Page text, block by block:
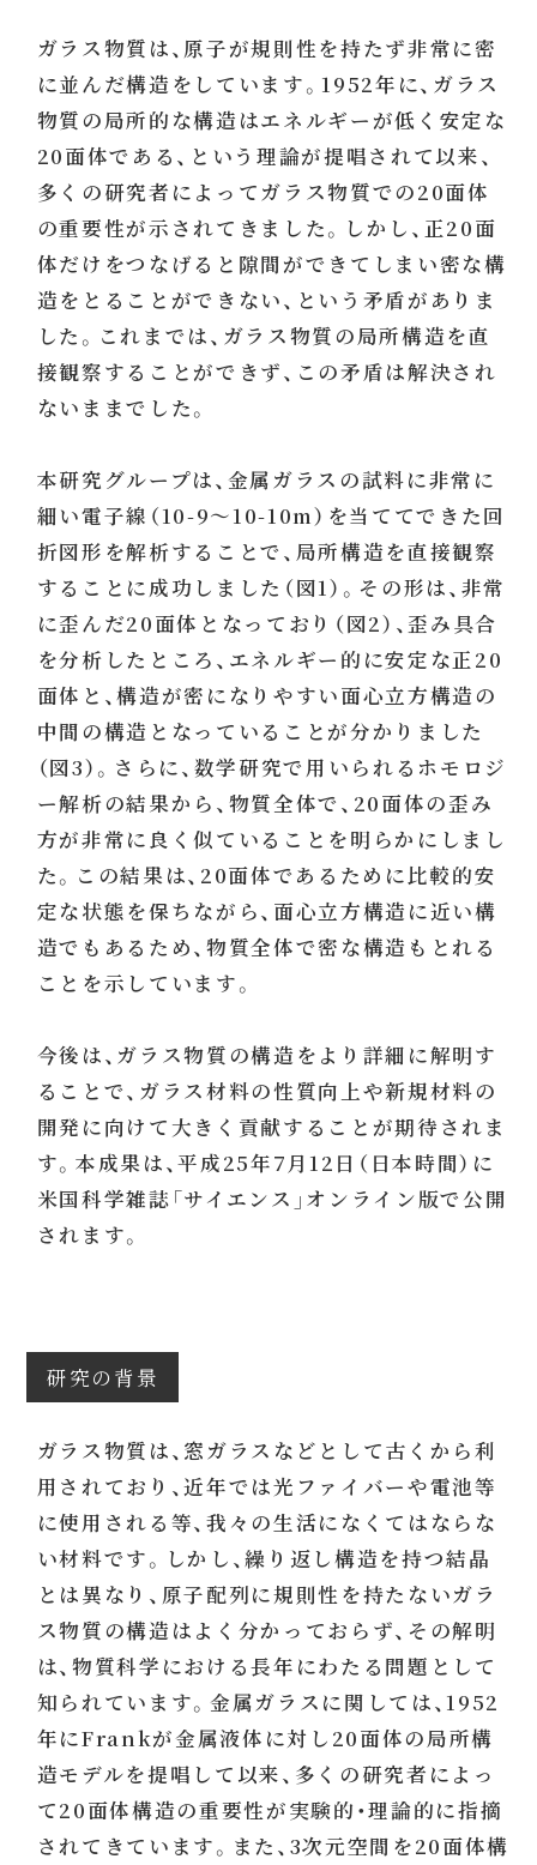
ガラス物質は、原子が規則性を持たず非常に密
に並んだ構造をしています。1952年に、ガラス
物質の局所的な構造はエネルギーが低く安定な
20面体である、という理論が提唱されて以来、
多くの研究者によってガラス物質での20面体
の重要性が示されてきました。しかし、正20面
体だけをつなげると隙間ができてしまい密な構
造をとることができない、という矛盾がありま
した。これまでは、ガラス物質の局所構造を直
接観察することができず、この矛盾は解決され
ないままでした。
本研究グループは、金属ガラスの試料に非常に
細い電子線（10-9～10-10m）を当ててできた回
折図形を解析することで、局所構造を直接観察
することに成功しました（図1）。その形は、非常
に歪んだ20面体となっており（図2）、歪み具合
を分析したところ、エネルギー的に安定な正20
面体と、構造が密になりやすい面心立方構造の
中間の構造となっていることが分かりました
（図3）。さらに、数学研究で用いられるホモロジ
ー解析の結果から、物質全体で、20面体の歪み
方が非常に良く似ていることを明らかにしまし
た。この結果は、20面体であるために比較的安
定な状態を保ちながら、面心立方構造に近い構
造でもあるため、物質全体で密な構造もとれる
ことを示しています。
今後は、ガラス物質の構造をより詳細に解明す
ることで、ガラス材料の性質向上や新規材料の
開発に向けて大きく貢献することが期待されま
す。本成果は、平成25年7月12日（日本時間）に
米国科学雑誌「サイエンス」オンライン版で公開
されます。
研究の背景
ガラス物質は、窓ガラスなどとして古くから利
用されており、近年では光ファイバーや電池等
に使用される等、我々の生活になくてはならな
い材料です。しかし、繰り返し構造を持つ結晶
とは異なり、原子配列に規則性を持たないガラ
ス物質の構造はよく分かっておらず、その解明
は、物質科学における長年にわたる問題として
知られています。金属ガラスに関しては、1952
年にFrankが金属液体に対し20面体の局所構
造モデルを提唱して以来、多くの研究者によっ
て20面体構造の重要性が実験的・理論的に指摘
されてきています。また、3次元空間を20面体構